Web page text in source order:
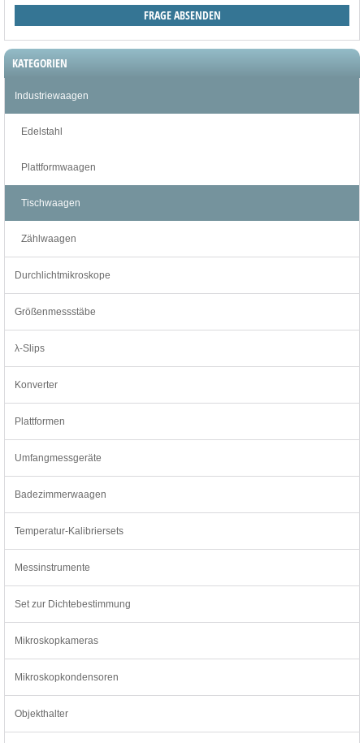
KATEGORIEN
Industriewaagen
Edelstahl
Plattformwaagen
Tischwaagen
Zählwaagen
Durchlichtmikroskope
Größenmessstäbe
λ-Slips
Konverter
Plattformen
Umfangmessgeräte
Badezimmerwaagen
Temperatur-Kalibriersets
Messinstrumente
Set zur Dichtebestimmung
Mikroskopkameras
Mikroskopkondensoren
Objekthalter